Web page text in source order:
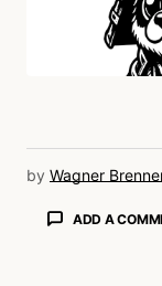
by Wagner
ADD A